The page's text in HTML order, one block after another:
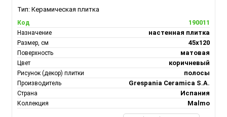
Тип: Керамическая плитка
Код 190011
Назначение настенная плитка
Размер, см 45х120
Поверхность матовая
Цвет коричневый
Рисунок (декор) плитки полосы
Производитель Grespania Ceramica S.A.
Страна Испания
Коллекция Malmo